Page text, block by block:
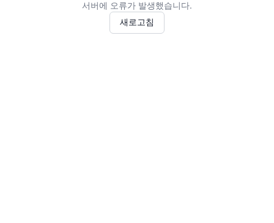
서버에 오류가 발생했습니다.
새로고침